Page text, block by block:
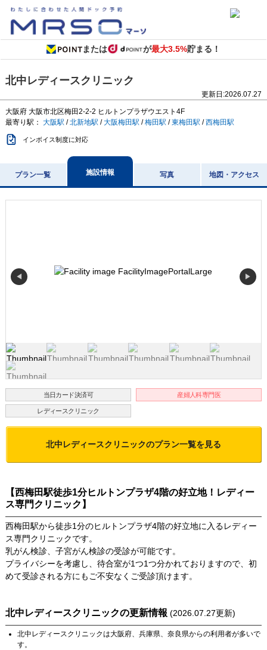
または が最大3.5%貯まる！
北中レディースクリニック
更新日:2026.07.27
大阪府 大阪市北区梅田2-2-2 ヒルトンプラザウエスト4F
最寄り駅： 大阪駅 /北新地駅 /大阪梅田駅 /梅田駅 /東梅田駅 /西梅田駅
インボイス制度に対応
プラン一覧 施設情報 写真 地図・アクセス
◀ ▶
当日カード決済可 産婦人科専門医
レディースクリニック
北中レディースクリニックのプラン一覧を見る
【西梅田駅徒歩1分ヒルトンプラザ4階の好立地！レディー
ス専門クリニック】
西梅田駅から徒歩1分のヒルトンプラザ4階の好立地に入るレディー
ス専門クリニックです。
乳がん検診、子宮がん検診の受診が可能です。
プライバシーを考慮し、待合室が1つ1つ分かれておりますので、初
めて受診される方にもご不安なくご受診頂けます。
北中レディースクリニックの更新情報 (2026.07.27更新)
北中レディースクリニックは大阪府、 兵庫県、 奈良県からの利用者が多いで
す。